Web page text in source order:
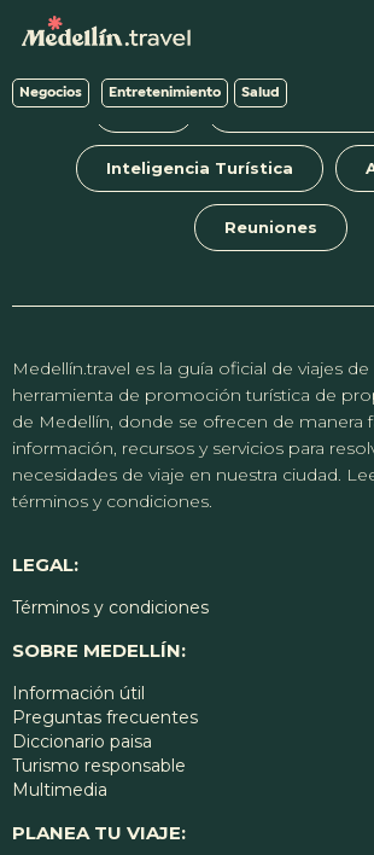
Negocios Entretenimiento Salud
Blog Tours y
Inteligencia Turística
Reuniones
Medellín.travel es la guía oficial de viajes
herramienta de promoción turística de
de Medellín, donde se ofrecen de manera
información, recursos y servicios para
necesidades de viaje en nuestra ciudad.
términos y condiciones.
LEGAL:
Términos y condiciones
SOBRE MEDELLÍN:
Información útil
Preguntas frecuentes
Diccionario paisa
Turismo responsable
Multimedia
PLANEA TU VIAJE: